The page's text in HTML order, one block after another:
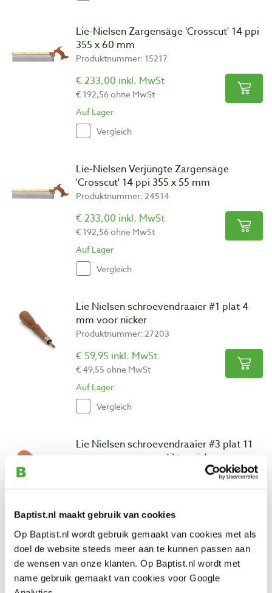
Baptist.nl maakt gebruik van cookies
Op Baptist.nl wordt gebruik gemaakt van cookies met als
doel de website steeds meer aan te kunnen passen aan
de wensen van onze klanten. Op Baptist.nl wordt met
name gebruik gemaakt van cookies voor Google
Lie-Nielsen Zargensäge 'Crosscut' 14 ppi
355 x 60 mm
Produktnummer: 15217
€ 233,00 inkl. MwSt
€ 192,56 ohne MwSt
Auf Lager
Vergleich
Lie-Nielsen Verjüngte Zargensäge
'Crosscut' 14 ppi 355 x 55 mm
Produktnummer: 24514
€ 233,00 inkl. MwSt
€ 192,56 ohne MwSt
Auf Lager
Vergleich
Lie Nielsen schroevendraaier #1 plat 4
mm voor nicker
Produktnummer: 27203
€ 59,95 inkl. MwSt
€ 49,55 ohne MwSt
Auf Lager
Vergleich
Lie Nielsen schroevendraaier #3 plat 11
mm voor zagen en diktesnijder
€ 66,60 inkl. MwSt
Vergleich
Lie Nielsen schroevendraaier #4 plat 13